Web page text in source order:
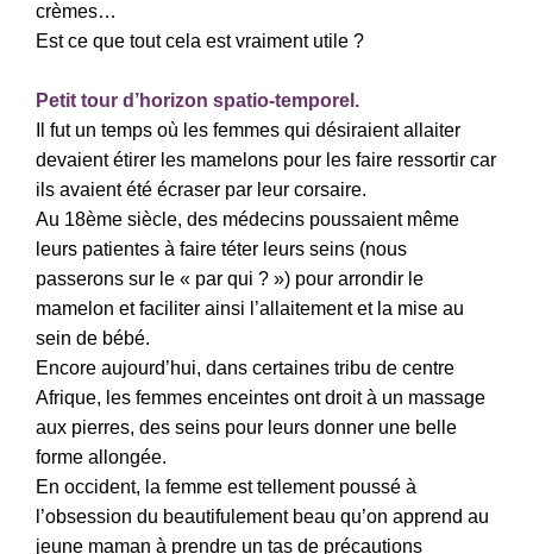
crèmes…
Est ce que tout cela est vraiment utile ?
Petit tour d’horizon spatio-temporel.
Il fut un temps où les femmes qui désiraient allaiter
devaient étirer les mamelons pour les faire ressortir car
ils avaient été écraser par leur corsaire.
Au 18ème siècle, des médecins poussaient même
leurs patientes à faire téter leurs seins (nous
passerons sur le « par qui ? ») pour arrondir le
mamelon et faciliter ainsi l’allaitement et la mise au
sein de bébé.
Encore aujourd’hui, dans certaines tribu de centre
Afrique, les femmes enceintes ont droit à un massage
aux pierres, des seins pour leurs donner une belle
forme allongée.
En occident, la femme est tellement poussé à
l’obsession du beautifulement beau qu’on apprend au
jeune maman à prendre un tas de précautions